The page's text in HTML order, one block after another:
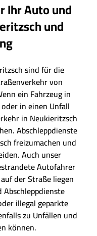
Ihr Auto und
und
sind für die
von
ein Fahrzeug in
in einen Unfall
in Neukieritzsch
Abschleppdienste
freizumachen und
Auch unser
Autofahrer
der Straße liegen
illegal geparkte
zu Unfällen und
können.